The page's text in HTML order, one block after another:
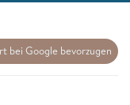
bei Google bevorzugen